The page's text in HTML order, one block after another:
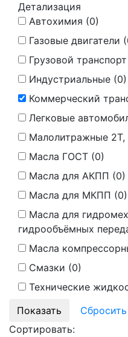
Детализация
Автохимия (0)
Газовые двигатели (
Грузовой
Индустриальные (0)
Коммерческий
Легковые
Малолитражные 2Т,
Масла ГОСТ (0)
Масла для АКПП (0)
Масла для МКПП (0)
Масла для
гидрообъёмных
Масла
Смазки (0)
Технические
Сортировать: